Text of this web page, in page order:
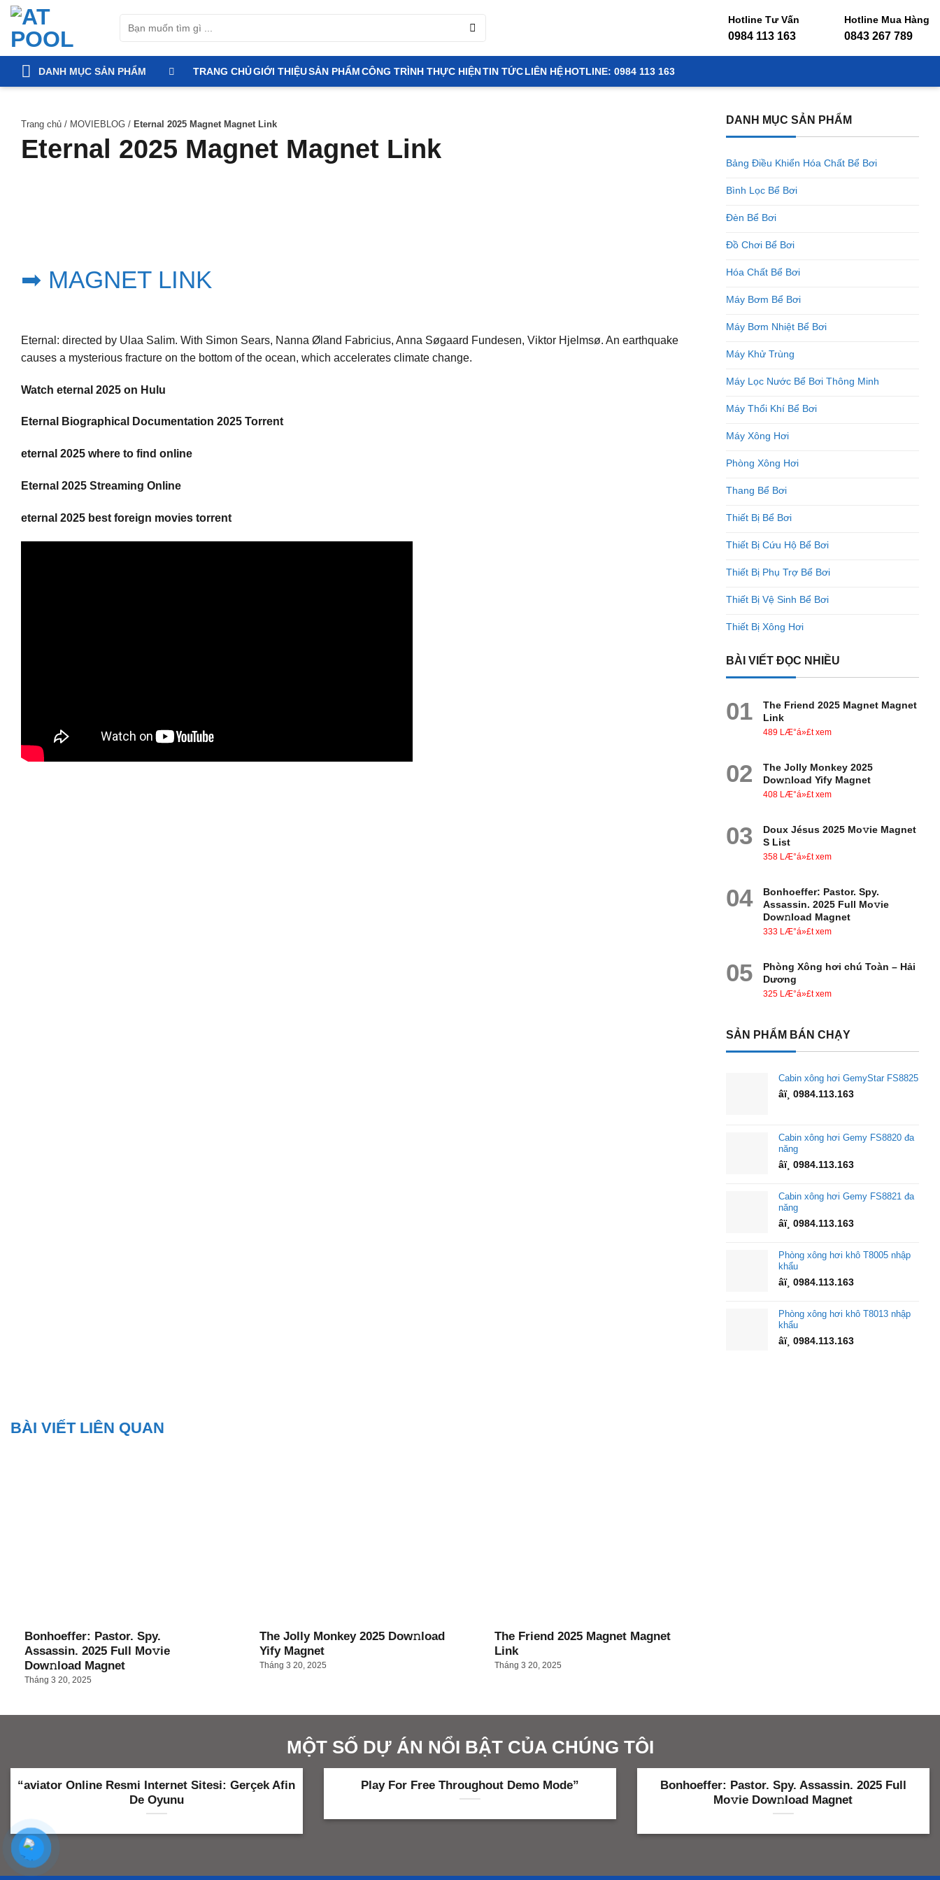
Bỏ
kiếm:
Hotline Tư Vấn
0984 113 163
Hotline Mua Hàng
0843 267 789
DANH MỤC SẢN PHẨM TRANG CHỦGIỚI THIỆUSẢN PHẨMCÔNG TRÌNH THỰC HIỆNTIN TỨCLIÊN HỆHOTLINE: 0984 113 163
Trang chủ / MOVIEBLOG / Eternal 2025 Magnet Magnet Link
Eternal 2025 Magnet Magnet Link
➡ MAGNET LINK
Eternal: directed by Ulaa Salim. With Simon Sears, Nanna Øland Fabricius, Anna Søgaard Fundesen, Viktor Hjelmsø. An earthquake
causes a mysterious fracture on the bottom of the ocean, which accelerates climate change.
Watch eternal 2025 on Hulu
Eternal Biographical Documentation 2025 Torrent
eternal 2025 where to find online
Eternal 2025 Streaming Online
eternal 2025 best foreign movies torrent
DANH MỤC SẢN PHẨM
Bảng Điều Khiển Hóa Chất Bể Bơi
Bình Lọc Bể Bơi
Đèn Bể Bơi
Đồ Chơi Bể Bơi
Hóa Chất Bể Bơi
Máy Bơm Bể Bơi
Máy Bơm Nhiệt Bể Bơi
Máy Khử Trùng
Máy Lọc Nước Bể Bơi Thông Minh
Máy Thổi Khí Bể Bơi
Máy Xông Hơi
Phòng Xông Hơi
Thang Bể Bơi
Thiết Bị Bể Bơi
Thiết Bị Cứu Hộ Bể Bơi
Thiết Bị Phụ Trợ Bể Bơi
Thiết Bị Vệ Sinh Bể Bơi
Thiết Bị Xông Hơi
BÀI VIẾT ĐỌC NHIỀU
01
The Friend 2025 Magnet Magnet
Link
489 LÆ°á»£t xem
02
The Jolly Monkey 2025
Dow𝚗load Yify Magnet
408 LÆ°á»£t xem
03
Doux Jésus 2025 Mo𝚟ie Magnet
S List
358 LÆ°á»£t xem
04
Bonhoeffer: Pastor. Spy.
Assassin. 2025 Full Mo𝚟ie
Dow𝚗load Magnet
333 LÆ°á»£t xem
05
Phòng Xông hơi chú Toàn – Hải
Dương
325 LÆ°á»£t xem
SẢN PHẨM BÁN CHẠY
Cabin xông hơi GemyStar FS8825
âï¸ 0984.113.163
Cabin xông hơi Gemy FS8820 đa
năng
âï¸ 0984.113.163
Cabin xông hơi Gemy FS8821 đa
năng
âï¸ 0984.113.163
Phòng xông hơi khô T8005 nhập
khẩu
âï¸ 0984.113.163
Phòng xông hơi khô T8013 nhập
khẩu
âï¸ 0984.113.163
BÀI VIẾT LIÊN QUAN
Bonhoeffer: Pastor. Spy.
Assassin. 2025 Full Mo𝚟ie
Dow𝚗load Magnet
Tháng 3 20, 2025
The Jolly Monkey 2025 Dow𝚗load
Yify Magnet
Tháng 3 20, 2025
The Friend 2025 Magnet Magnet
Link
Tháng 3 20, 2025
MỘT SỐ DỰ ÁN NỔI BẬT CỦA CHÚNG TÔI
“aviator Online Resmi Internet Sitesi: Gerçek Afin
De Oyunu
Play For Free Throughout Demo Mode”
Bonhoeffer: Pastor. Spy. Assassin. 2025 Full
Mo𝚟ie Dow𝚗load Magnet